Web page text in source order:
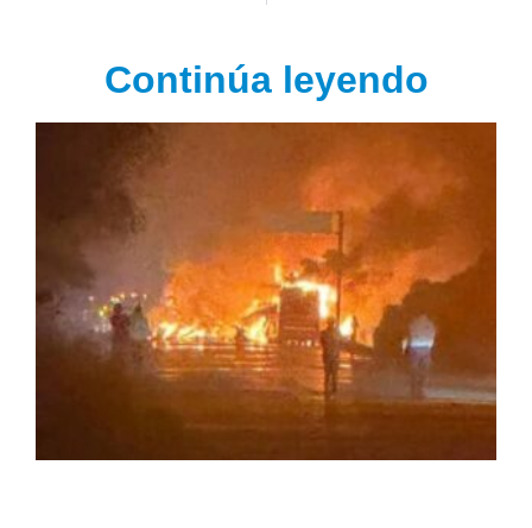
Continúa leyendo